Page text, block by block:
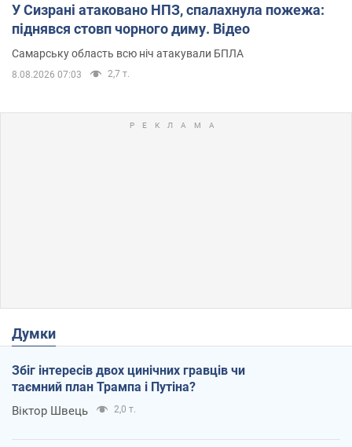
У Сизрані атаковано НПЗ, спалахнула пожежа:
піднявся стовп чорного диму. Відео
Самарську область всю ніч атакували БПЛА
8.08.2026 07:03 2,7 т.
Думки
Збіг інтересів двох цинічних гравців чи
таємний план Трампа і Путіна?
Віктор Швець 2,0 т.